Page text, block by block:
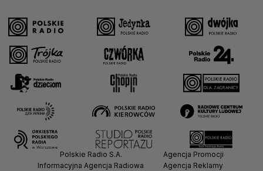
Polskie Radio S.A.
Informacyjna Agencja Radiowa
Agencja Promocji
Agencja Reklamy